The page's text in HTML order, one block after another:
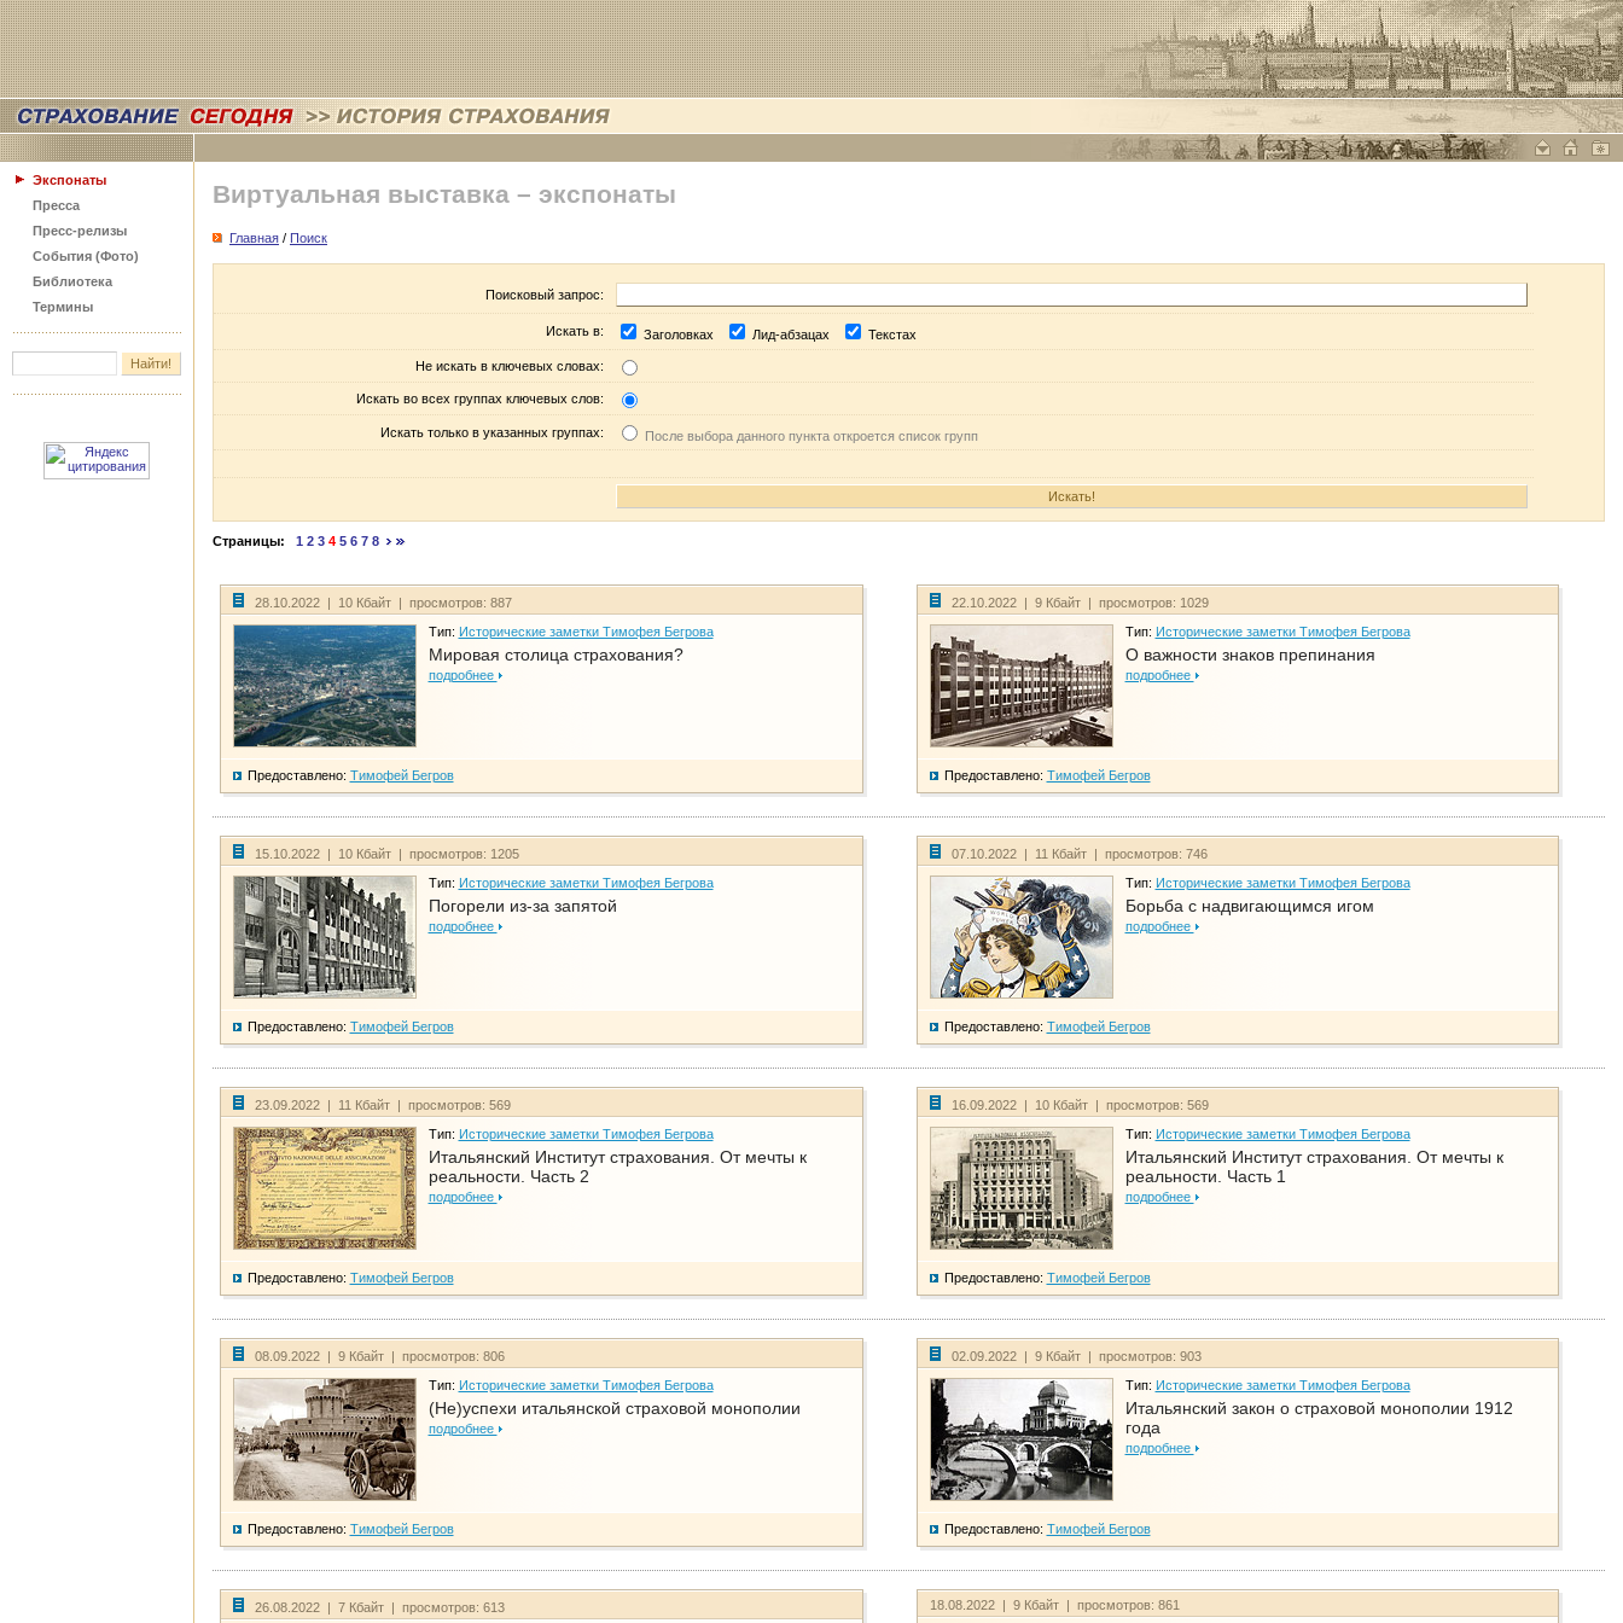
Экспонаты
Пресса
Пресс-релизы
События (Фото)
Библиотека
Термины
Виртуальная выставка – экспонаты
Главная / Поиск
Поисковый запрос:
Искать в: Заголовках Лид-абзацах Текстах
Не искать в ключевых словах:
Искать во всех группах ключевых слов:
Искать только в указанных группах: После выбора данного пункта откроется список групп
Страницы: 1 2 3 4 5 6 7 8
28.10.2022 | 10 Кбайт | просмотров: 887
Тип: Исторические заметки Тимофея Бегрова
Мировая столица страхования?
подробнее
Предоставлено: Тимофей Бегров
22.10.2022 | 9 Кбайт | просмотров: 1029
Тип: Исторические заметки Тимофея Бегрова
О важности знаков препинания
подробнее
Предоставлено: Тимофей Бегров
15.10.2022 | 10 Кбайт | просмотров: 1205
Тип: Исторические заметки Тимофея Бегрова
Погорели из-за запятой
подробнее
Предоставлено: Тимофей Бегров
07.10.2022 | 11 Кбайт | просмотров: 746
Тип: Исторические заметки Тимофея Бегрова
Борьба с надвигающимся игом
подробнее
Предоставлено: Тимофей Бегров
23.09.2022 | 11 Кбайт | просмотров: 569
Тип: Исторические заметки Тимофея Бегрова
Итальянский Институт страхования. От мечты к
реальности. Часть 2
подробнее
Предоставлено: Тимофей Бегров
16.09.2022 | 10 Кбайт | просмотров: 569
Тип: Исторические заметки Тимофея Бегрова
Итальянский Институт страхования. От мечты к
реальности. Часть 1
подробнее
Предоставлено: Тимофей Бегров
08.09.2022 | 9 Кбайт | просмотров: 806
Тип: Исторические заметки Тимофея Бегрова
(Не)успехи итальянской страховой монополии
подробнее
Предоставлено: Тимофей Бегров
02.09.2022 | 9 Кбайт | просмотров: 903
Тип: Исторические заметки Тимофея Бегрова
Итальянский закон о страховой монополии 1912
года
подробнее
Предоставлено: Тимофей Бегров
26.08.2022 | 7 Кбайт | просмотров: 613 18.08.2022 | 9 Кбайт | просмотров: 861